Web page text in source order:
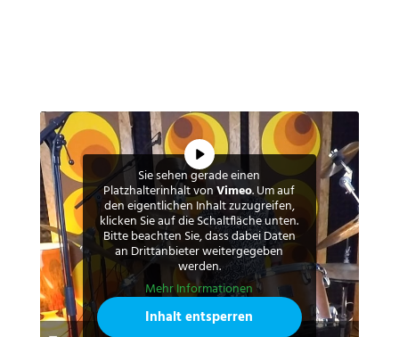
Sie sehen gerade einen
Platzhalterinhalt vonVimeo. Um auf
den eigentlichen Inhalt zuzugreifen,
klicken Sie auf die Schaltfläche unten.
Bitte beachten Sie, dass dabei Daten
an Drittanbieter weitergegeben
werden.
Mehr Informationen
Inhalt entsperren